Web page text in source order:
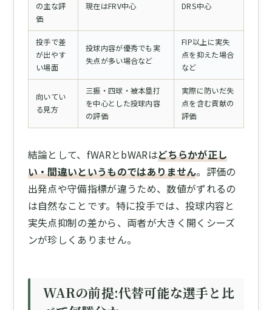
の主な評
価
現在はFRV中心 DRS中心
投手で差
が出やす
い場面
投球内容が優秀でも実
失点が多い場合など
FIP以上に実失
点を抑えた場合
など
向いてい
る見方
三振・四球・被本塁打
を中心とした投球内容
の評価
実際に防いだ失
点を含む貢献の
評価
結論として、fWARとbWARはどちらかが正し
い・間違いというものではありません。評価の
出発点や守備指標が違うため、数値がずれるの
は自然なことです。特に投手では、投球内容と
実失点抑制の差から、両者が大きく開くシーズ
ンが珍しくありません。
WARの前提:代替可能な選手と比